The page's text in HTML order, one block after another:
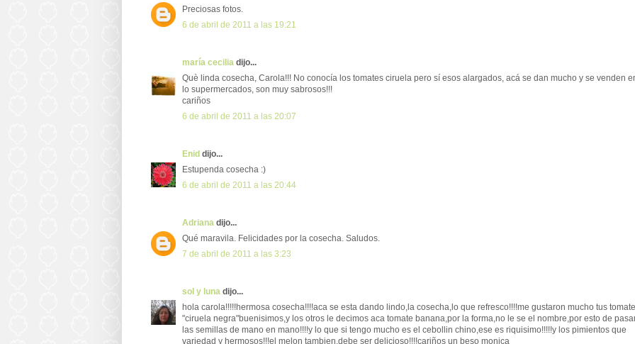
Preciosas fotos.
6 de abril de 2011 a las 19:21
maría cecilia dijo...
Què linda cosecha, Carola!!! No conocía los tomates ciruela pero sí esos alargados, acá se dan mucho y se venden
lo supermercados, son muy sabrosos!!!
cariños
6 de abril de 2011 a las 20:07
Enid dijo...
Estupenda cosecha :)
6 de abril de 2011 a las 20:44
Adriana dijo...
Qué maravila. Felicidades por la cosecha. Saludos.
7 de abril de 2011 a las 3:23
sol y luna dijo...
hola carola!!!!!hermosa cosecha!!!!aca se esta dando lindo,la cosecha,lo que refresco!!!!me gustaron mucho tus
"ciruela negra"buenisimos,y los otros le decimos aca tomate banana,por la forma,no le se el nombre,por esto de
las semillas de mano en mano!!!!y lo que si tengo mucho es el cebollin chino,ese es riquisimo!!!!!y los pimientos que
variedad y hermosos!!!el melon tambien,debe ser delicioso!!!!cariños un beso monica